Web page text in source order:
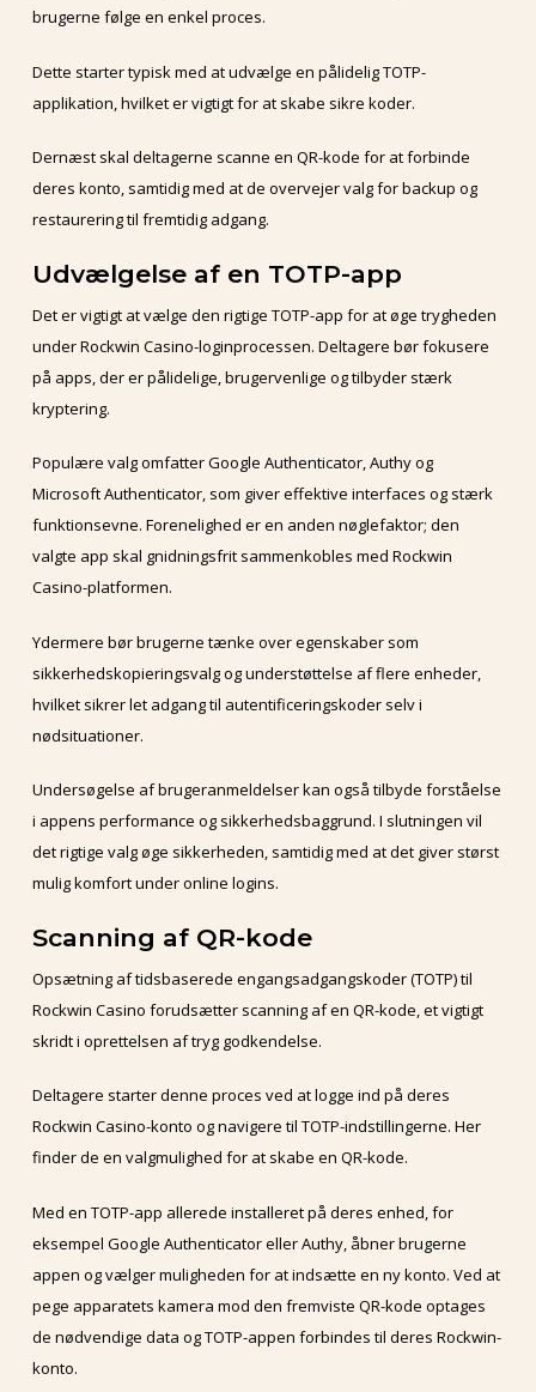
brugerne følge en enkel proces.
Dette starter typisk med at udvælge en pålidelig TOTP-
applikation, hvilket er vigtigt for at skabe sikre koder.
Dernæst skal deltagerne scanne en QR-kode for at forbinde
deres konto, samtidig med at de overvejer valg for backup og
restaurering til fremtidig adgang.
Udvælgelse af en TOTP-app
Det er vigtigt at vælge den rigtige TOTP-app for at øge trygheden
under Rockwin Casino-loginprocessen. Deltagere bør fokusere
på apps, der er pålidelige, brugervenlige og tilbyder stærk
kryptering.
Populære valg omfatter Google Authenticator, Authy og
Microsoft Authenticator, som giver effektive interfaces og stærk
funktionsevne. Forenelighed er en anden nøglefaktor; den
valgte app skal gnidningsfrit sammenkobles med Rockwin
Casino-platformen.
Ydermere bør brugerne tænke over egenskaber som
sikkerhedskopieringsvalg og understøttelse af flere enheder,
hvilket sikrer let adgang til autentificeringskoder selv i
nødsituationer.
Undersøgelse af brugeranmeldelser kan også tilbyde forståelse
i appens performance og sikkerhedsbaggrund. I slutningen vil
det rigtige valg øge sikkerheden, samtidig med at det giver størst
mulig komfort under online logins.
Scanning af QR-kode
Opsætning af tidsbaserede engangsadgangskoder (TOTP) til
Rockwin Casino forudsætter scanning af en QR-kode, et vigtigt
skridt i oprettelsen af tryg godkendelse.
Deltagere starter denne proces ved at logge ind på deres
Rockwin Casino-konto og navigere til TOTP-indstillingerne. Her
finder de en valgmulighed for at skabe en QR-kode.
Med en TOTP-app allerede installeret på deres enhed, for
eksempel Google Authenticator eller Authy, åbner brugerne
appen og vælger muligheden for at indsætte en ny konto. Ved at
pege apparatets kamera mod den fremviste QR-kode optages
de nødvendige data og TOTP-appen forbindes til deres Rockwin-
konto.